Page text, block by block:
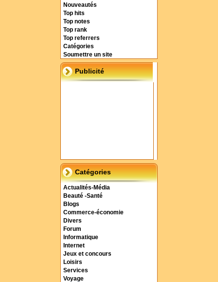
Nouveautés
Top hits
Top notes
Top rank
Top referrers
Catégories
Soumettre un site
Publicité
Catégories
Actualités-Média
Beauté -Santé
Blogs
Commerce-économie
Divers
Forum
Informatique
Internet
Jeux et concours
Loisirs
Services
Voyage